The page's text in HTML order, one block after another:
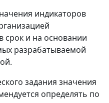
индикаторов
срок и на основании
разрабатываемой
задания значения
определять по